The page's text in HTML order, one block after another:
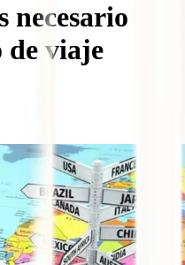
necesario
de viaje